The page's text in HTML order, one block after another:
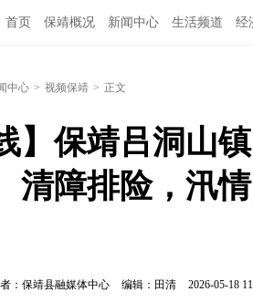
首页 保靖概况 新闻中心 生活频道 经
中心 > 视频保靖 > 正文
】保靖吕洞山
清障排险，汛
：保靖县融媒体中心 编辑：田清 2026-05-18